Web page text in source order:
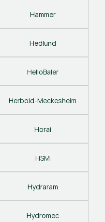
Hammer
Hedlund
HelloBaler
Herbold-Meckesheim
Horai
HSM
Hydraram
Hydromec